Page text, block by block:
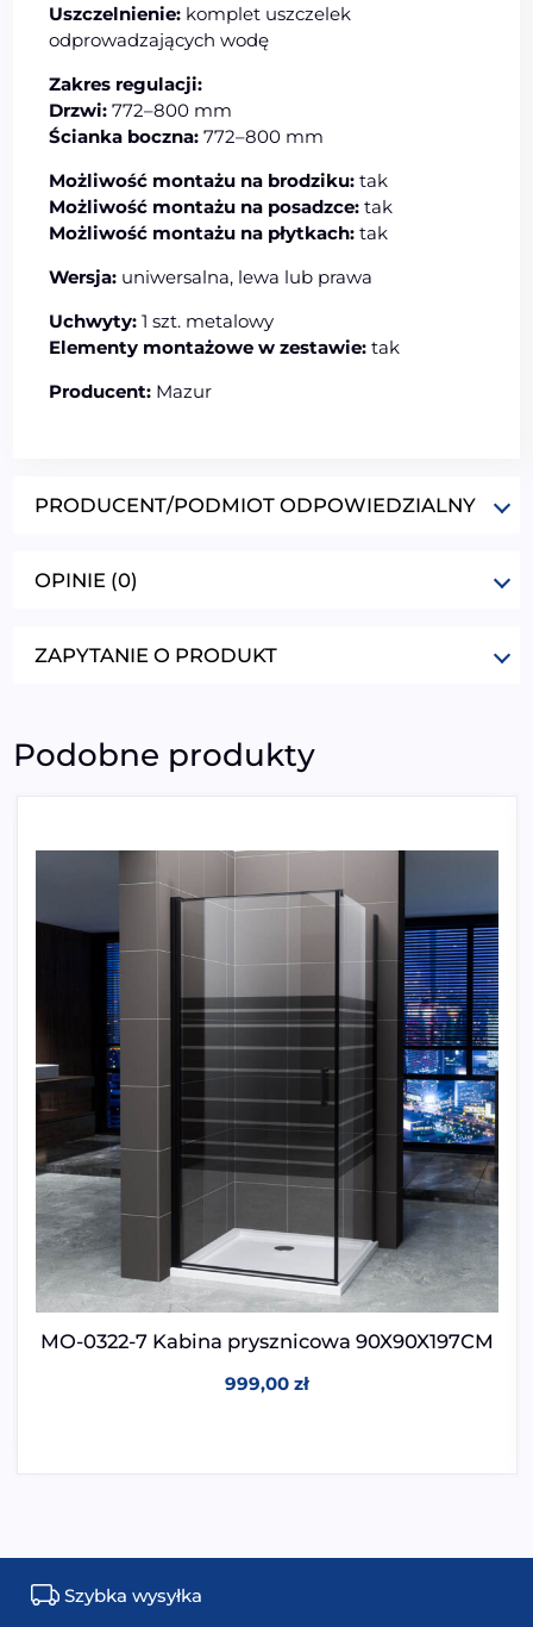
Uszczelnienie: komplet uszczelek
odprowadzających wodę
Zakres regulacji:
Drzwi: 772–800 mm
Ścianka boczna: 772–800 mm
Możliwość montażu na brodziku:tak
Możliwość montażu na posadzce:tak
Możliwość montażu na płytkach: tak
Wersja: uniwersalna, lewa lub prawa
Uchwyty: 1 szt. metalowy
Elementy montażowe w zestawie: tak
Producent: Mazur
PRODUCENT/PODMIOT ODPOWIEDZIALNY
OPINIE (0)
ZAPYTANIE O PRODUKT
Podobne produkty
MO-0322-7 Kabina prysznicowa 90X90X197CM
999,00 zł
Szybka wysyłka